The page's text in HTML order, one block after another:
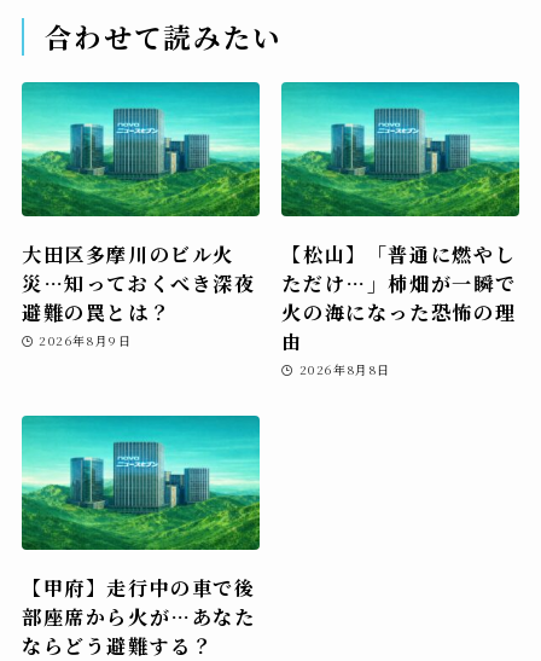
合わせて読みたい
大田区多摩川のビル火
災…知っておくべき深夜
避難の罠とは？
2026年8月9日
【松山】「普通に燃やし
ただけ…」柿畑が一瞬で
火の海になった恐怖の理
由
2026年8月8日
【甲府】走行中の車で後
部座席から火が…あなた
ならどう避難する？